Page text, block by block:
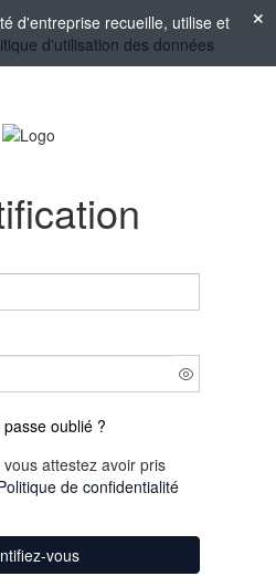
d'entreprise recueille, utilise et
d'utilisation des données
oublié ?
attestez avoir pris
de confidentialité
vous